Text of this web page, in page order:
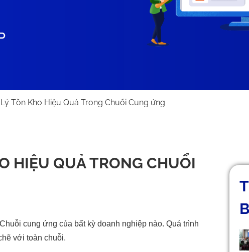
Tồn Kho Hiệu Quả Trong Chuổi Cung ứng
HIỆU QUẢ TRONG CHUỔI
cung ứng của bất kỳ doanh nghiệp nào. Quá trình
với toàn chuỗi.